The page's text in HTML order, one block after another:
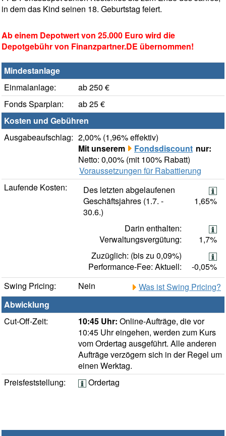
in dem das Kind seinen 18. Geburtstag feiert.
Ab einem Depotwert von 25.000 Euro wird die
Depotgebühr von Finanzpartner.DE übernommen!
Mindestanlage
Einmalanlage:
ab 250 €
Fonds Sparplan:
ab 25 €
Kosten und Gebühren
Ausgabeaufschlag: 2,00% (1,96% effektiv)
Mit unserem
Fondsdiscount nur:
Netto: 0,00% (mit 100% Rabatt)
Voraussetzungen für Rabattierung
Laufende Kosten:
Des letzten abgelaufenen
Geschäftsjahres (1.7. -
30.6.)
1,65%
Darin enthalten:
Verwaltungsvergütung:
1,7%
Zuzüglich: (bis zu 0,09%)
Performance-Fee: Aktuell:
-0,05%
Swing Pricing:
Nein
Was ist Swing Pricing?
Abwicklung
Cut-Off-Zeit:
10:45 Uhr: Online-Aufträge, die vor
10:45 Uhr eingehen, werden zum Kurs
vom Ordertag ausgeführt. Alle anderen
Aufträge verzögern sich in der Regel um
einen Werktag.
Preisfeststellung:
Ordertag